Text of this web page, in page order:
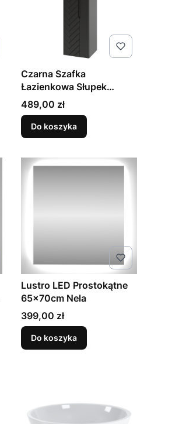
Czarna Szafka
Łazienkowa Słupek
Wysoki Aspen
Cena
489,00 zł
Do koszyka
Lustro LED Prostokątne
65x70cm Nela
Cena
399,00 zł
Do koszyka